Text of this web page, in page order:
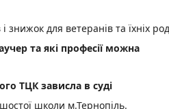
знижок для ветеранів та їхніх
та які професії можна
ТЦК зависла в суді
школи м.Тернопіль.